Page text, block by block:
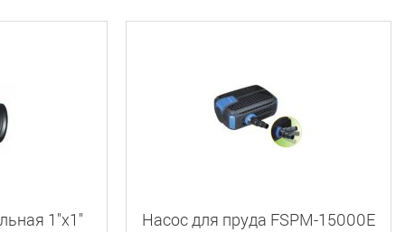
1"x1" Насос для пруда FSPM-15000E